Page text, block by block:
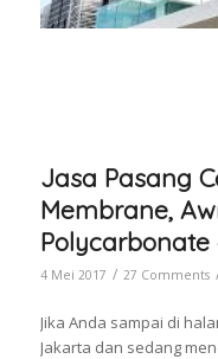
Jasa Pasang
Membrane,
4 Mei 2017 / 27 Comments
Jika Anda sampai di
Jakarta dan sedang